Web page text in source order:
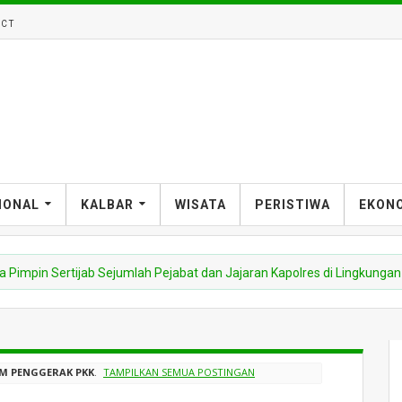
KALBAR WISATA PERISTIWA
Sertijab Sejumlah Pejabat dan Jajaran Kapolres di Lingkungan Polda
PENGGERAK PKK. TAMPILKAN SEMUA POSTINGAN